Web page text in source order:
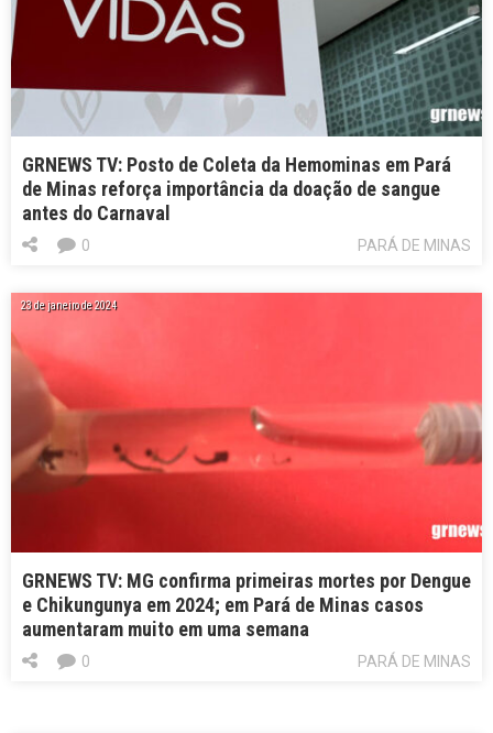
GRNEWS TV: Posto de Coleta da Hemominas em Pará
de Minas reforça importância da doação de sangue
antes do Carnaval
PARÁ DE MINAS
0
23 de janeiro de 2024
GRNEWS TV: MG confirma primeiras mortes por Dengue
e Chikungunya em 2024; em Pará de Minas casos
aumentaram muito em uma semana
PARÁ DE MINAS
0